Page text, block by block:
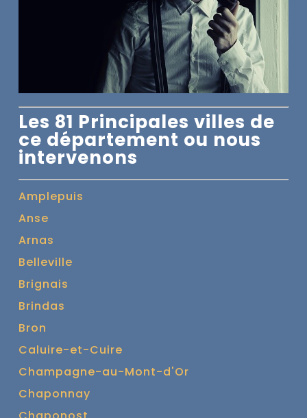
Les 81 Principales villes de
ce département ou nous
intervenons
Amplepuis
Anse
Arnas
Belleville
Brignais
Brindas
Bron
Caluire-et-Cuire
Champagne-au-Mont-d'Or
Chaponnay